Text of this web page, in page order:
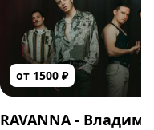
от 1500 ₽
RAVANNA -